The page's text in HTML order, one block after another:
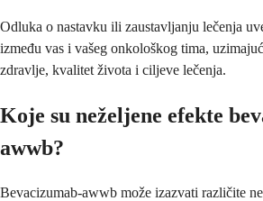
Odluka o nastavku ili zaustavljanju lečenja
između vas i vašeg onkološkog tima,
zdravlje, kvalitet života i ciljeve lečenja.
Koje su neželjene efekte
awwb?
Bevacizumab-awwb može izazvati različite